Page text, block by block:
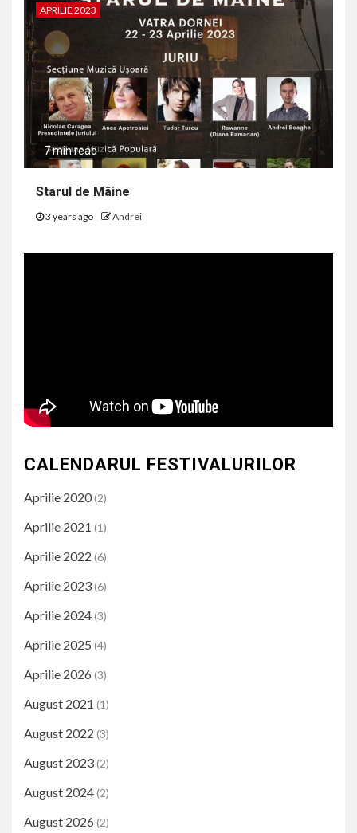
APRILIE 2023
7 min read
Starul de Mâine
3 years ago Andrei
CALENDARUL FESTIVALURILOR
Aprilie 2020(2)
Aprilie 2021 (1)
Aprilie 2022 (6)
Aprilie 2023(6)
Aprilie 2024(3)
Aprilie 2025 (4)
Aprilie 2026 (3)
August 2021 (1)
August 2022 (3)
August 2023(2)
August 2024(2)
August 2026 (2)